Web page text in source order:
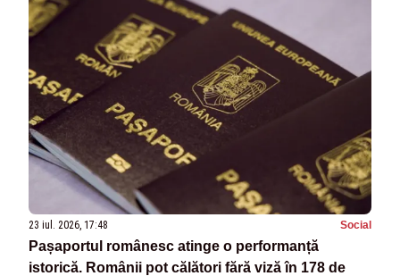
23 iul. 2026, 17:48 Social
Pașaportul românesc atinge o performanță
istorică. Românii pot călători fără viză în 178 de